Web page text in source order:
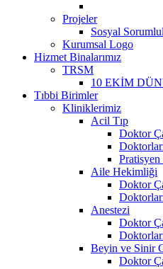
Projeler
Sosyal
Kurumsal Logo
Hizmet Binalarımız
TRSM
10 EKİM
Tıbbi Birimler
Kliniklerimiz
Acil Tıp
Doktor
Aile Hekimliği
Doktor
Anestezi
Doktor
Beyin ve Sinir
Doktor